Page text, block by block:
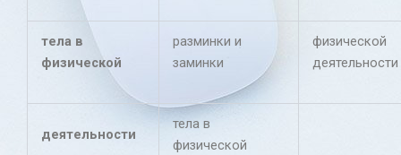
тела в
физической
разминки и
заминки
физической
деятельности
деятельности
тела в
физической